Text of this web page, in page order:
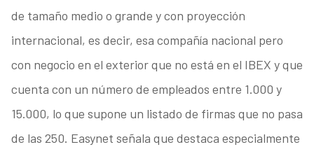
de tamaño medio o grande y con proyección
internacional, es decir, esa compañía nacional pero
con negocio en el exterior que no está en el IBEX y que
cuenta con un número de empleados entre 1.000 y
15.000, lo que supone un listado de firmas que no pasa
de las 250. Easynet señala que destaca especialmente